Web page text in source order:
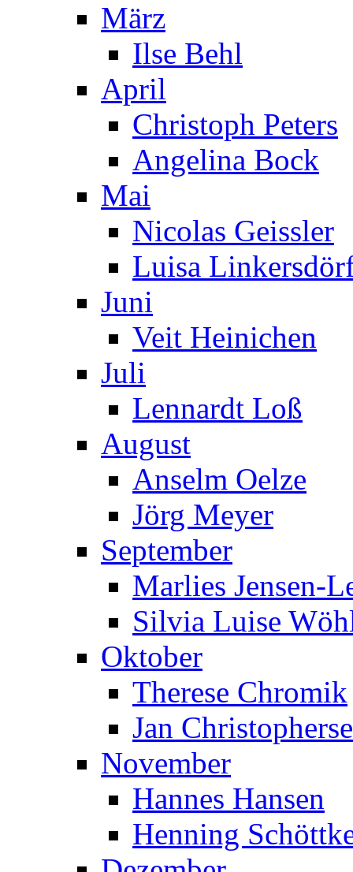
März
Ilse Behl
April
Christoph Peters
Angelina Bock
Mai
Nicolas Geissler
Luisa
Juni
Veit Heinichen
Juli
Lennardt Loß
August
Anselm Oelze
Jörg Meyer
September
Marlies Jensen-
Silvia Luise
Oktober
Therese Chromik
Jan
November
Hannes Hansen
Henning